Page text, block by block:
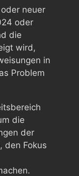
neuer
oder
die
wird,
in
Problem
die
der
den Fokus